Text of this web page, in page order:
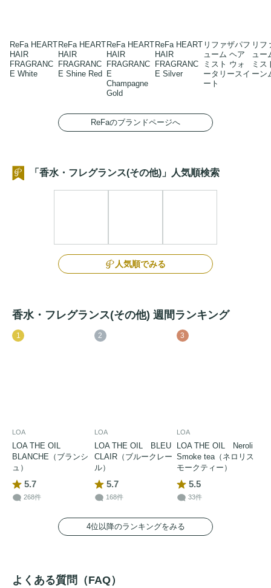
ReFa HEART
HAIR
FRAGRANC
E White
ReFa HEART
HAIR
FRAGRANC
E Shine Red
ReFa HEART
HAIR
FRAGRANC
E
Champagne
Gold
ReFa HEART
HAIR
FRAGRANC
E Silver
リファザパフ
ューム ヘア
ミスト ウォ
ータリースイ
ート
リフ
ュー
ミス
ーン
ReFaのブランドページへ
「香水・フレグランス(その他)」人気順検索
人気順でみる
香水・フレグランス(その他) 週間ランキング
1
LOA
LOA THE OIL
BLANCHE（ブランシ
ュ）
5.7
268件
2
LOA
LOA THE OIL BLEU
CLAIR（ブルークレー
ル）
5.7
168件
3
LOA
LOA THE OIL Neroli
Smoke tea（ネロリス
モークティー）
5.5
33件
4位以降のランキングをみる
よくある質問（FAQ）